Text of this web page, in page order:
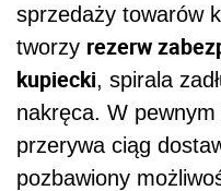
sprzedaży towarów
tworzy rezerw
kupiecki, spirala
nakręca. W
przerywa ciąg
pozbawiony